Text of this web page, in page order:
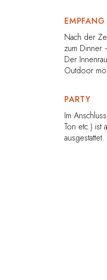
Nach der
zum Dinner
Der
Outdoor
PARTY
Im
Ton etc.) ist
ausgestattet.